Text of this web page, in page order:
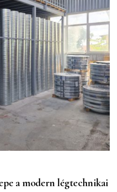
a modern légtechnikai